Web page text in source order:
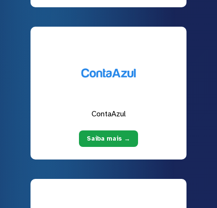
ContaAzul
Saiba mais →